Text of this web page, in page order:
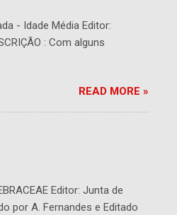
- Idade Média Editor:
: Com alguns
READ MORE »
Editor: Junta de
por A. Fernandes e Editado